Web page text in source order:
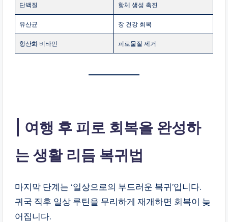
단백질 항체 생성 촉진
유산균 장 건강 회복
항산화 비타민 피로물질 제거
여행 후 피로 회복을 완성하
는 생활 리듬 복귀법
마지막 단계는 ‘일상으로의 부드러운 복귀’입니다.
귀국 직후 일상 루틴을 무리하게 재개하면 회복이 늦
어집니다.